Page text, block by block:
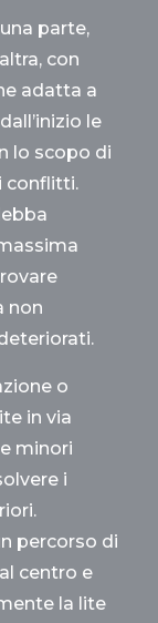
parte,
con
adatta a
le
lo scopo di
conflitti.
non
o
in via
minori
i
percorso di
centro e
la lite